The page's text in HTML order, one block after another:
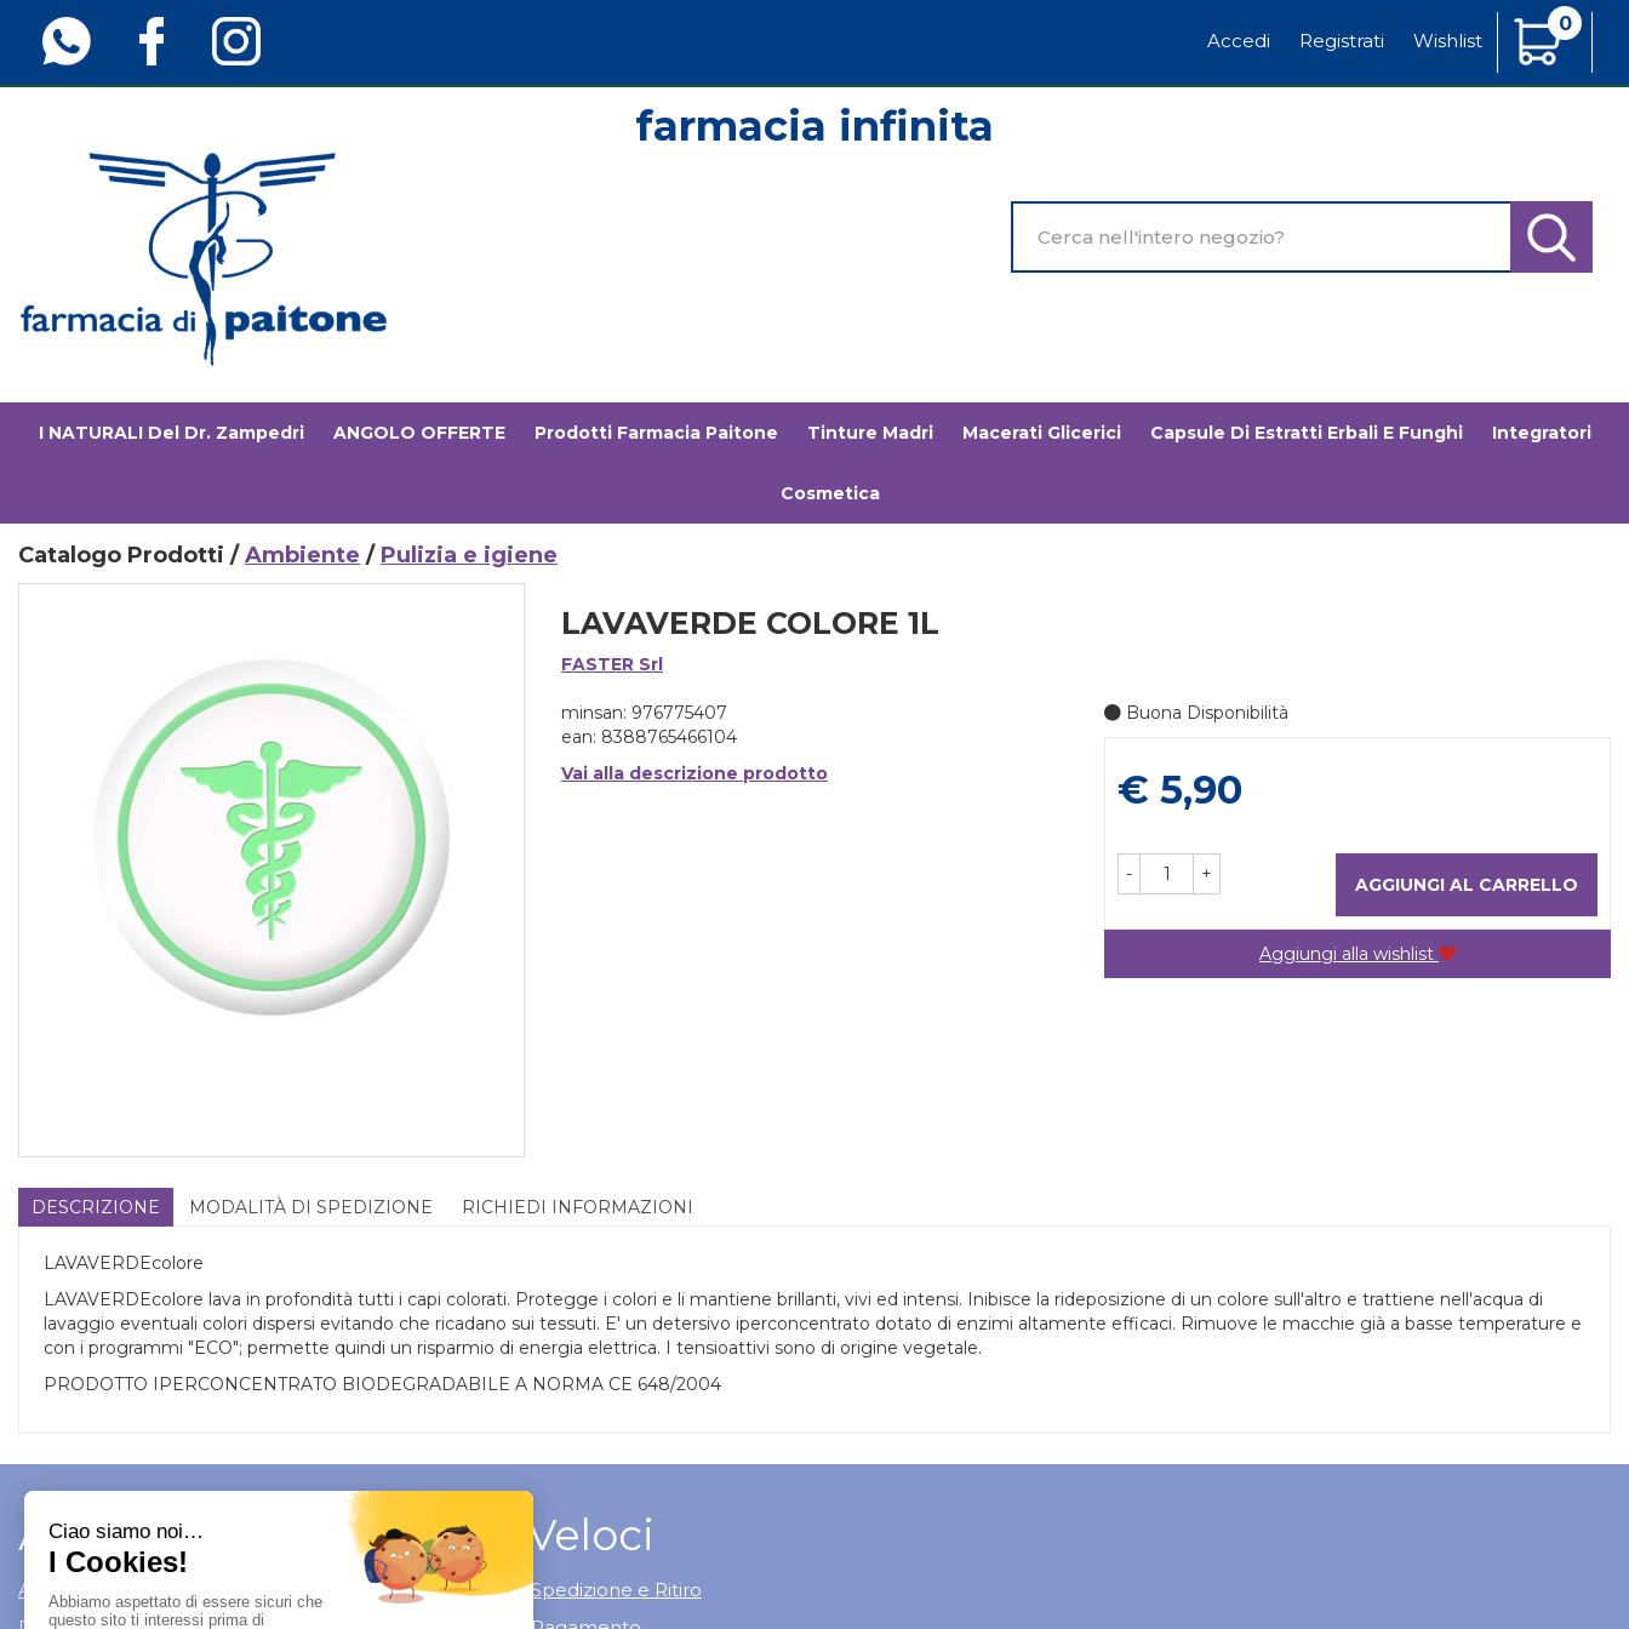
contenuto
principale
Accedi Registrati Wishlist
0
Articoli
Inseriti
Farmaciainfinita.it
Prodotto
Cerca
I NATURALI Del Dr. Zampedri ANGOLO OFFERTE Prodotti Farmacia Paitone Tinture Madri Macerati Glicerici Capsule Di Estratti Erbali E Funghi Integratori
Cosmetica
Catalogo Prodotti /Ambiente / Pulizia e igiene
LAVAVERDE COLORE 1L
FASTER Srl
minsan: 976775407
ean: 8388765466104
Vai alla descrizione prodotto
Buona Disponibilità
Prezzo
€ 5,90
- + AGGIUNGI AL CARRELLO
Aggiungi alla wishlist
DESCRIZIONE MODALITÀ DI SPEDIZIONE RICHIEDI INFORMAZIONI
LAVAVERDEcolore
LAVAVERDEcolore lava in profondità tutti i capi colorati. Protegge i colori e li mantiene brillanti, vivi ed intensi. Inibisce la rideposizione di un colore sull'altro e trattiene nell'acqua di
lavaggio eventuali colori dispersi evitando che ricadano sui tessuti. E' un detersivo iperconcentrato dotato di enzimi altamente efficaci. Rimuove le macchie già a basse temperature e
con i programmi "ECO"; permette quindi un risparmio di energia elettrica. I tensioattivi sono di origine vegetale.
PRODOTTO IPERCONCENTRATO BIODEGRADABILE A NORMA CE 648/2004
Area Utente
Area utente
Link Veloci
Modalità di Spedizione e Ritiro